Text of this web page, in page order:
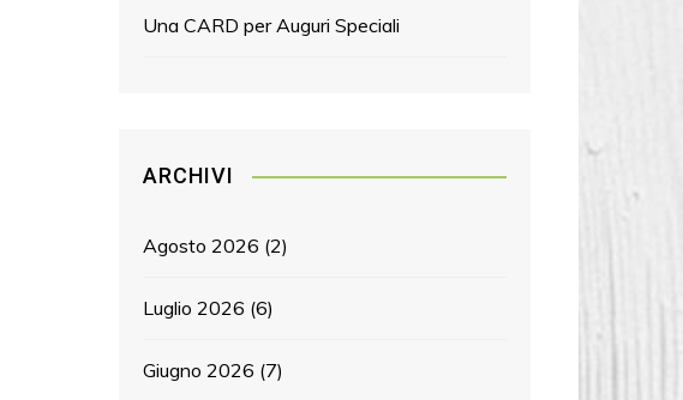
Una CARD per Auguri Speciali
ARCHIVI
Agosto 2026 (2)
Luglio 2026 (6)
Giugno 2026 (7)